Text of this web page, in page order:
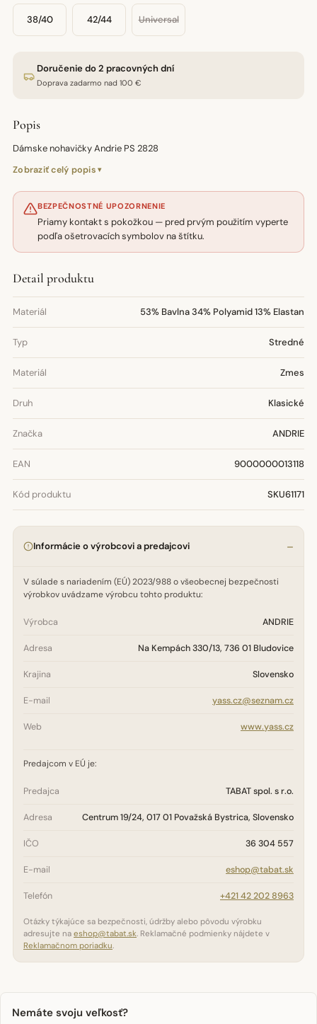
38/40 42/44 Universal
Doručenie do 2 pracovných dní
Doprava zadarmo nad 100 €
Popis
Dámske nohavičky Andrie PS 2828
Zobraziť celý popis
BEZPEČNOSTNÉ UPOZORNENIE
Priamy kontakt s pokožkou — pred prvým použitím vyperte
podľa ošetrovacích symbolov na štítku.
Detail produktu
Materiál 53% Bavlna 34% Polyamid 13% Elastan
Typ Stredné
Materiál Zmes
Druh Klasické
Značka ANDRIE
EAN 9000000013118
Kód produktu SKU61171
Informácie o výrobcovi a predajcovi
V súlade s nariadením (EÚ) 2023/988 o všeobecnej bezpečnosti
výrobkov uvádzame výrobcu tohto produktu:
Výrobca ANDRIE
Adresa Na Kempách 330/13, 736 01 Bludovice
Krajina Slovensko
E-mail yass.cz@seznam.cz
Web www.yass.cz
Predajcom v EÚ je:
Predajca TABAT spol. s r.o.
Adresa Centrum 19/24, 017 01 Považská Bystrica, Slovensko
IČO 36 304 557
E-mail eshop@tabat.sk
Telefón +421 42 202 8963
Otázky týkajúce sa bezpečnosti, údržby alebo pôvodu výrobku
adresujte na eshop@tabat.sk. Reklamačné podmienky nájdete v
Reklamačnom poriadku.
Nemáte svoju veľkosť?